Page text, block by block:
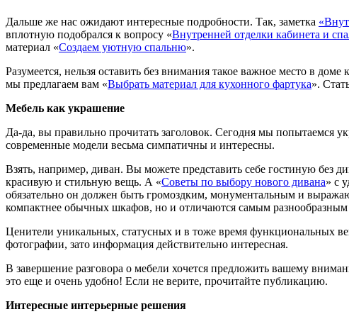
Дальше же нас ожидают интересные подробности. Так, заметка
вплотную подобрался к вопросу «Внутренней отделки кабинета и
материал «Создаем уютную спальню».
Разумеется, нельзя оставить без внимания такое важное место в
мы предлагаем вам «Выбрать материал для кухонного фартука».
Мебель как украшение
Да-да, вы правильно прочитать заголовок. Сегодня мы попытаемся
современные модели весьма симпатичны и интересны.
Взять, например, диван. Вы можете представить себе гостиную
красивую и стильную вещь. А «Советы по выбору нового дивана» с
обязательно он должен быть громоздким, монументальным и
компактнее обычных шкафов, но и отличаются самым
Ценители уникальных, статусных и в тоже время функциональных
фотографии, зато информация действительно интересная.
В завершение разговора о мебели хочется предложить вашему
это еще и очень удобно! Если не верите, прочитайте публикацию.
Интересные интерьерные решения